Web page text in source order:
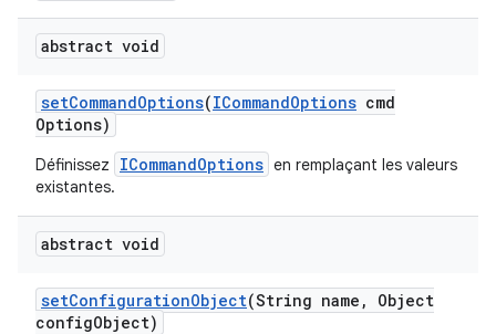
abstract void
setCommandOptions(ICommandOptions cmd
Options)
Définissez ICommandOptions en remplaçant les valeurs
existantes.
abstract void
setConfigurationObject(String name ,
Object
configObject)